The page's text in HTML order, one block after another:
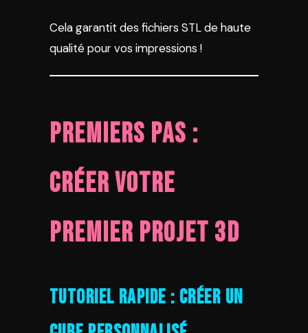
Cela garantit des fichiers STL de haute
qualité pour vos impressions !
Premiers Pas :
Créer Votre
Premier Projet 3D
Tutoriel Rapide : Créer un